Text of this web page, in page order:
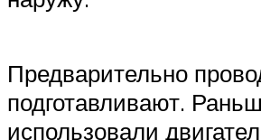
Предварительно
подготавливают.
использовали